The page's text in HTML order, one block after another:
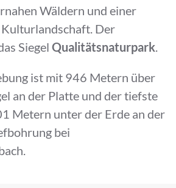
Wäldern und einer
Der
Siegel Qualitätsnaturpark.
ist mit 946 Metern über
an der Platte und der tiefste
Metern unter der Erde an der
bei